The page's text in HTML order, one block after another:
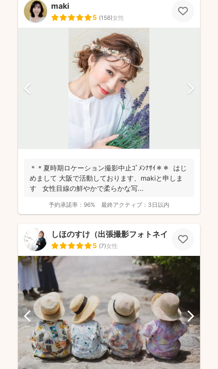
maki
5 (156)女性
＊＊夏時期ロケーション撮影中止ｺﾞﾒﾝﾅｻｲ＊＊ はじ
めまして 大阪で活動しております、makiと申しま
す 女性目線の鮮やかで柔らかな写...
予約承諾率： 96% 最終アクティブ： 3日以内
しほのすけ（出張撮影フォトネイロ）
5 (7)女性